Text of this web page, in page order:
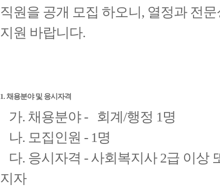
직원을 공개 모집 하오니, 열정과 전
지원 바랍니다.
1. 채용분야 및 응시자격
가. 채용분야 - 회계/행정 1명
나. 모집인원 - 1명
다. 응시자격 - 사회복지사 2급 이상
지자